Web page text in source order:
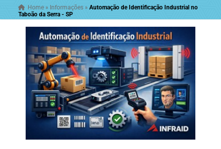
Home » Informações »Automação de Identificação Industrial no
Taboão da Serra - SP